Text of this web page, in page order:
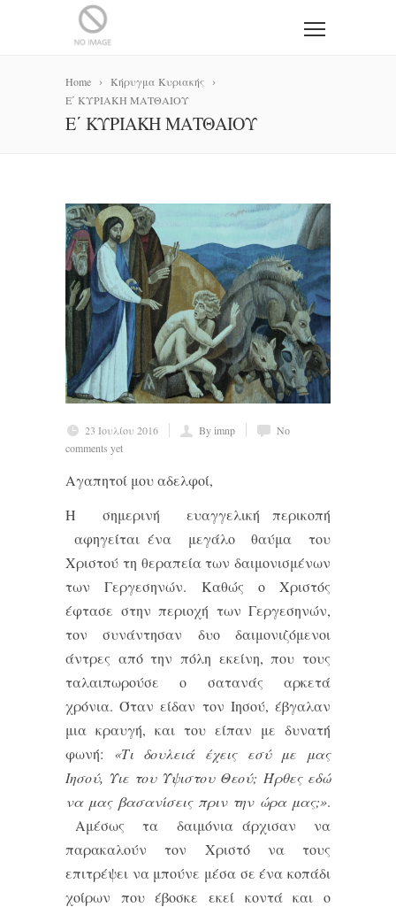
Home
Κήρυγμα Κυριακής
Ε΄ ΚΥΡΙΑΚΗ ΜΑΤΘΑΙΟΥ
Ε΄ ΚΥΡΙΑΚΗ ΜΑΤΘΑΙΟΥ
23 Ιουλίου 2016 By imnp
No
comments yet
Αγαπητοί μου αδελφοί,
Η σημερινή ευαγγελική περικοπή
αφηγείται ένα μεγάλο θαύμα του
Χριστού τη θεραπεία των δαιμονισμένων
των Γεργεσηνών. Καθώς ο Χριστός
έφτασε στην περιοχή των Γεργεσηνών,
τον συνάντησαν δυο δαιμονιζόμενοι
άντρες από την πόλη εκείνη, που τους
ταλαιπωρούσε ο σατανάς αρκετά
χρόνια. Όταν είδαν τον Ιησού, έβγαλαν
μια κραυγή, και του είπαν με δυνατή
φωνή: «Τι δουλειά έχεις εσύ με μας
Ιησού, Υιε του Ύψιστου Θεού; Ήρθες εδώ
να μας βασανίσεις πριν την ώρα μας;».
Αμέσως τα δαιμόνια άρχισαν να
παρακαλούν τον Χριστό να τους
επιτρέψει να μπούνε μέσα σε ένα κοπάδι
χοίρων που έβοσκε εκεί κοντά και ο